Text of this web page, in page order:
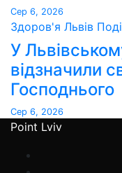
Сер 6, 2026
Здоров'я Львів
У
відзначили
Господнього
Сер 6, 2026
Point Lviv